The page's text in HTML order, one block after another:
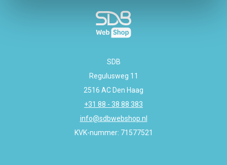
SDB
Regulusweg 11
2516 AC Den Haag
+31 88 - 38 88 383
info@sdbwebshop.nl
KVK-nummer: 71577521